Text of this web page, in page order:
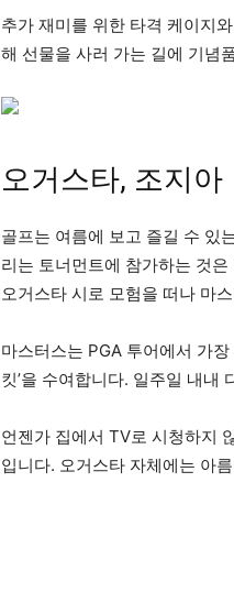
추가 재미를 위한 타격 케이지
해 선물을 사러 가는 길에 기념
오거스타, 조지아
골프는 여름에 보고 즐길 수 있
리는 토너먼트에 참가하는 것
오거스타 시로 모험을 떠나 마
마스터스는 PGA 투어에서 가
킷’을 수여합니다. 일주일 내내
언젠가 집에서 TV로 시청하지
입니다. 오거스타 자체에는 아